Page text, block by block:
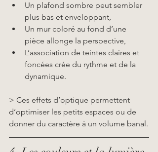
Un plafond sombre peut sembler
plus bas et enveloppant,
Un mur coloré au fond d’une
pièce allonge la perspective,
L’association de teintes claires et
foncées crée du rythme et de la
dynamique.
> Ces effets d’optique permettent
d’optimiser les petits espaces ou de
donner du caractère à un volume banal.